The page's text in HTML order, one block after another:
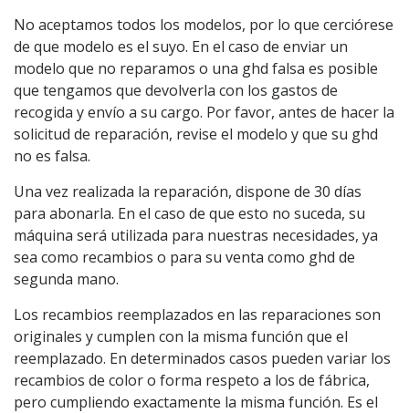
No aceptamos todos los modelos, por lo que cerciórese
de que modelo es el suyo. En el caso de enviar un
modelo que no reparamos o una ghd falsa es posible
que tengamos que devolverla con los gastos de
recogida y envío a su cargo. Por favor, antes de hacer la
solicitud de reparación, revise el modelo y que su ghd
no es falsa.
Una vez realizada la reparación, dispone de 30 días
para abonarla. En el caso de que esto no suceda, su
máquina será utilizada para nuestras necesidades, ya
sea como recambios o para su venta como ghd de
segunda mano.
Los recambios reemplazados en las reparaciones son
originales y cumplen con la misma función que el
reemplazado. En determinados casos pueden variar los
recambios de color o forma respeto a los de fábrica,
pero cumpliendo exactamente la misma función. Es el